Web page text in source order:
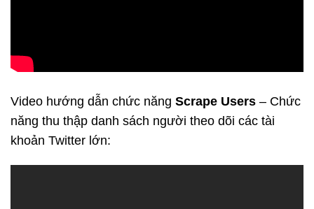
Video hướng dẫn chức năng Scrape Users – Chức
năng thu thập danh sách người theo dõi các tài
khoản Twitter lớn: